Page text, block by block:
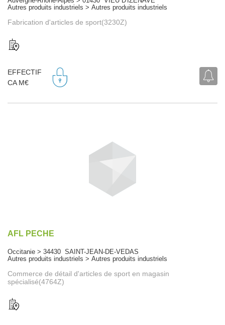
Autres produits industriels > Autres produits industriels
Fabrication d'articles de sport(3230Z)
EFFECTIF
CA M€
AFL PECHE
Occitanie > 34430 SAINT-JEAN-DE-VEDAS
Autres produits industriels > Autres produits industriels
Commerce de détail d'articles de sport en magasin
spécialisé(4764Z)